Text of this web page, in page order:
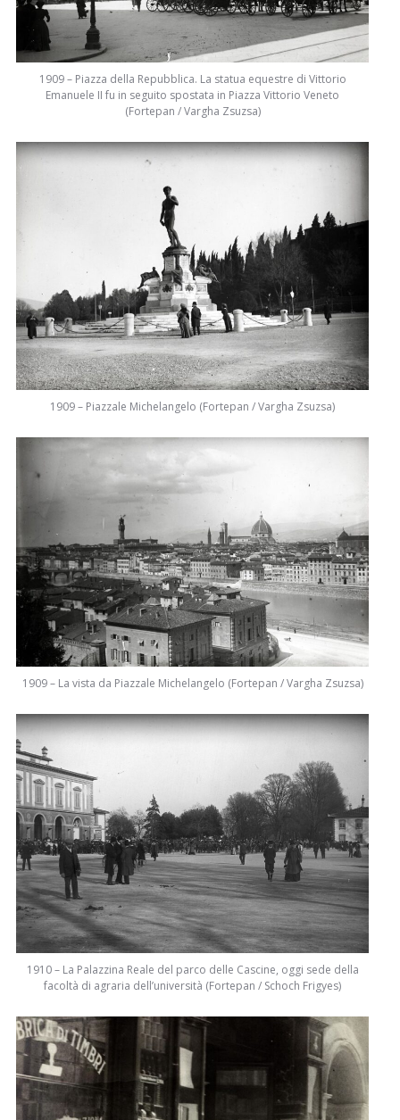
1909 – Piazza della Repubblica. La statua equestre di Vittorio
Emanuele II fu in seguito spostata in Piazza Vittorio Veneto
(Fortepan / Vargha Zsuzsa)
1909 – Piazzale Michelangelo (Fortepan / Vargha Zsuzsa)
1909 – La vista da Piazzale Michelangelo (Fortepan / Vargha Zsuzsa)
1910 – La Palazzina Reale del parco delle Cascine, oggi sede della
facoltà di agraria dell’università (Fortepan / Schoch Frigyes)